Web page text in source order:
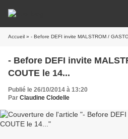
Accueil » - Before DEFI invite MALSTROM /
- Before DEFI invite
COUTE le 14...
Publié le 26/10/2014 à 13:20
Par Claudine Clodelle